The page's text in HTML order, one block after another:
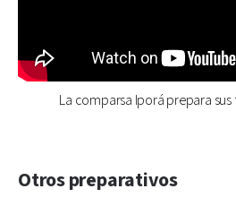
La comparsa Iporá prepara
Otros preparativos